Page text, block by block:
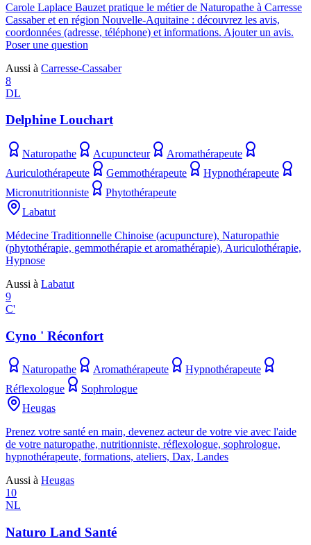
Carole Laplace Bauzet pratique le métier de Naturopathe à Carresse
Cassaber et en région Nouvelle-Aquitaine : découvrez les avis,
coordonnées (adresse, téléphone) et informations. Ajouter un avis.
Poser une question
Aussi à Carresse-Cassaber
8
DL
Delphine Louchart
Naturopathe Acupuncteur
Aromathérapeute
Auriculothérapeute
Gemmothérapeute
Hypnothérapeute
Micronutritionniste
Phytothérapeute
Labatut
Médecine Traditionnelle Chinoise (acupuncture), Naturopathie
(phytothérapie, gemmothérapie et aromathérapie), Auriculothérapie,
Hypnose
Aussi à Labatut
9
C'
Cyno ' Réconfort
Naturopathe Aromathérapeute
Hypnothérapeute
Réflexologue
Sophrologue
Heugas
Prenez votre santé en main, devenez acteur de votre vie avec l'aide
de votre naturopathe, nutritionniste, réflexologue, sophrologue,
hypnothérapeute, formations, ateliers, Dax, Landes
Aussi à Heugas
10
NL
Naturo Land Santé